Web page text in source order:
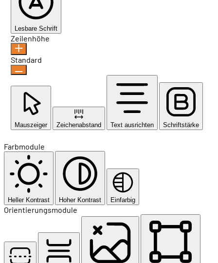
Lesbare Schrift
Zeilenhöhe
Standard
Mauszeiger Zeichenabstand Text ausrichten Schriftstärke
Farbmodule
Heller Kontrast Hoher Kontrast Einfarbig
Orientierungsmodule